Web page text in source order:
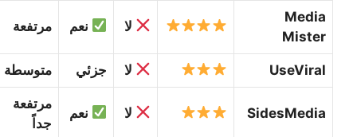
Media
Mister
لا نعم مرتفعة
UseViral لا جزئي متوسطة
SidesMedia لا نعم
مرتفعة
جداً